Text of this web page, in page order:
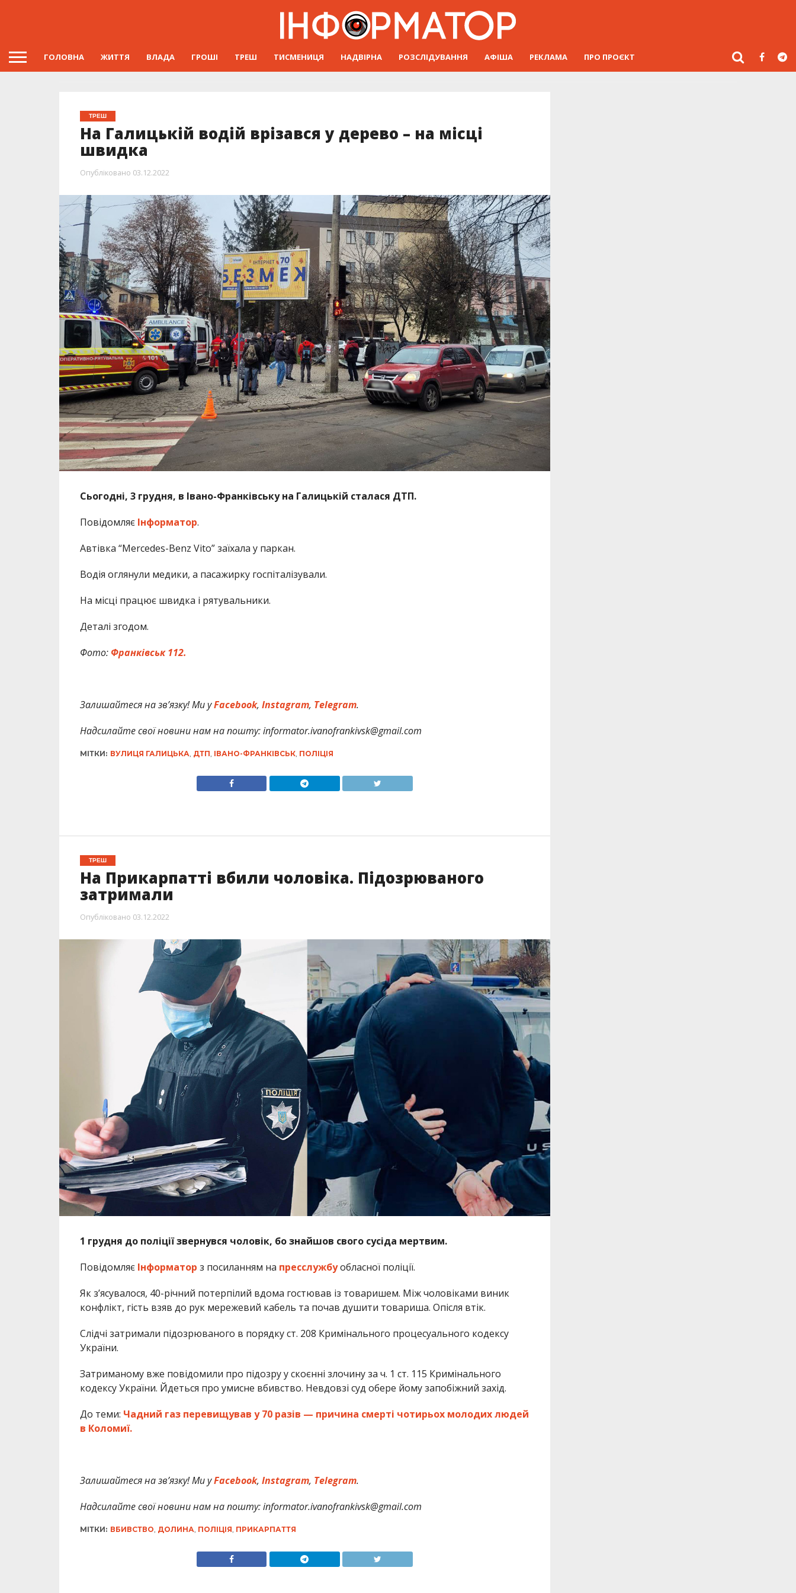
ГОЛОВНА ЖИТТЯ ВЛАДА ГРОШІ ТРЕШ ТИСМЕНИЦЯ НАДВІРНА РОЗСЛІДУВАННЯ АФІША РЕКЛАМА ПРО ПРОЄКТ
ТРЕШ
На Галицькій водій врізався у дерево – на місці
швидка
Опубліковано 03.12.2022
Сьогодні, 3 грудня, в Івано-Франківську на Галицькій сталася ДТП.
Повідомляє Інформатор.
Автівка “Mercedes-Benz Vito” заїхала у паркан.
Водія оглянули медики, а пасажирку госпіталізували.
На місці працює швидка і рятувальники.
Деталі згодом.
Фото: Франківськ 112.
Залишайтеся на зв’язку! Ми уFacebook, Instagram, Telegram.
Надсилайте свої новини нам на пошту: informator.ivanofrankivsk@gmail.com
МІТКИ: ВУЛИЦЯ ГАЛИЦЬКА, ДТП, ІВАНО-ФРАНКІВСЬК, ПОЛІЦІЯ
ТРЕШ
На Прикарпатті вбили чоловіка. Підозрюваного
затримали
Опубліковано 03.12.2022
1 грудня до поліції звернувся чоловік, бо знайшов свого сусіда мертвим.
Повідомляє Інформатор з посиланням на пресслужбуобласної поліції.
Як з’ясувалося, 40-річний потерпілий вдома гостював із товаришем. Між чоловіками виник
конфлікт, гість взяв до рук мережевий кабель та почав душити товариша. Опісля втік.
Слідчі затримали підозрюваного в порядку ст. 208 Кримінального процесуального кодексу
України.
Затриманому вже повідомили про підозру у скоєнні злочину за ч. 1 ст. 115 Кримінального
кодексу України. Йдеться про умисне вбивство. Невдовзі суд обере йому запобіжний захід.
До теми: Чадний газ перевищував у 70 разів — причина смерті чотирьох молодих людей
в Коломиї.
Залишайтеся на зв’язку! Ми уFacebook, Instagram, Telegram.
Надсилайте свої новини нам на пошту: informator.ivanofrankivsk@gmail.com
МІТКИ: ВБИВСТВО ДОЛИНА ПОЛІЦІЯ ПРИКАРПАТТЯ